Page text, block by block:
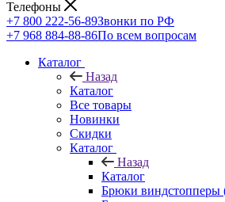
Телефоны
+7 800 222-56-89Звонки по РФ
+7 968 884-88-86По всем вопросам
Каталог
Назад
Каталог
Все товары
Новинки
Скидки
Каталог
Назад
Каталог
Брюки виндстопперы